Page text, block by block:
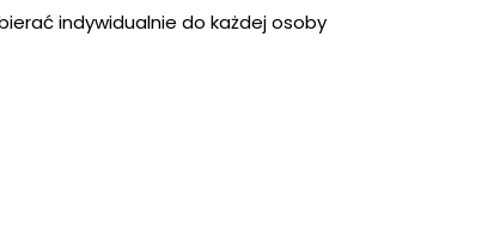
indywidualnie do każdej osoby